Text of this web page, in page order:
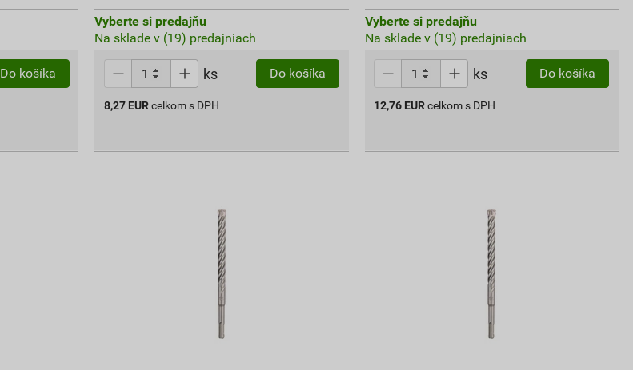
Do košíka
Vyberte si predajňu
Na sklade v (19) predajniach
ks Do košíka
8,27 EURcelkom s DPH
Vyberte si predajňu
Na sklade v (19) predajniach
ks Do košíka
12,76 EUR celkom s DPH